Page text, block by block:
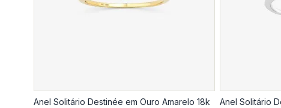
Anel Solitário Destinée em Ouro Amarelo 18k
Anel Solitário